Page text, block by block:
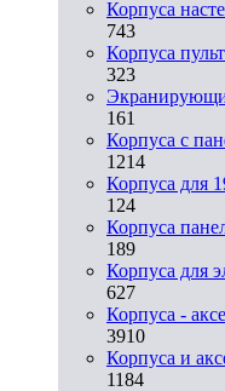
Корпуса
743
Корпуса
323
161
Корпуса с
1214
Корпуса для
124
Корпуса
189
Корпуса для
627
Корпуса -
3910
Корпуса и
1184